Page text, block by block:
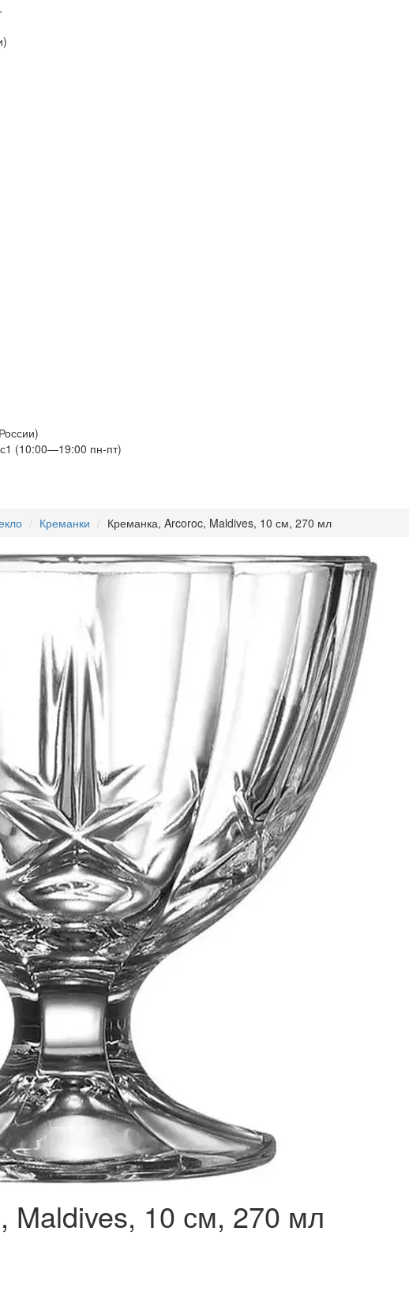
(10:00—19:00 пн-пт)
Креманки Креманка, Arcoroc, Maldives, 10 см, 270 мл
Maldives, 10 см, 270 мл